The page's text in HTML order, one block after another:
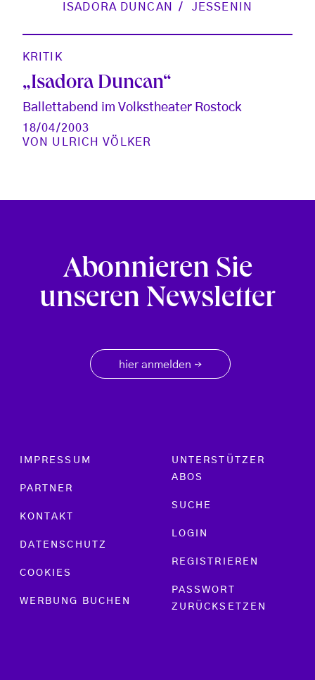
ISADORA DUNCAN JESSENIN
KRITIK
„Isadora Duncan“
Ballettabend im Volkstheater Rostock
18/04/2003
VON ULRICH VÖLKER
Abonnieren Sie
unseren Newsletter
hier anmelden →
Footer menu
IMPRESSUM
PARTNER
KONTAKT
DATENSCHUTZ
COOKIES
WERBUNG BUCHEN
UNTERSTÜTZER
ABOS
SUCHE
LOGIN
REGISTRIEREN
PASSWORT
ZURÜCKSETZEN